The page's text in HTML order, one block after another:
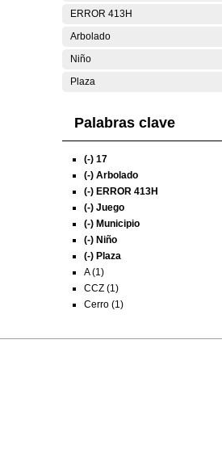
ERROR 413H
Arbolado
Niño
Plaza
Palabras clave
(-) 17
(-) Arbolado
(-) ERROR 413H
(-) Juego
(-) Municipio
(-) Niño
(-) Plaza
A (1)
CCZ (1)
Cerro (1)